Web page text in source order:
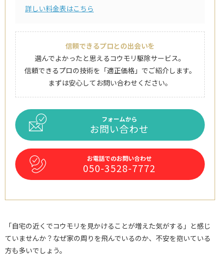
詳しい料金表はこちら
信頼できるプロとの出会いを
選んでよかったと思えるコウモリ駆除サービス。
信頼できるプロの技術を「適正価格」でご紹介します。
まずは安心してお問い合わせください。
フォームから
お問い合わせ
お電話でのお問い合わせ
050-3528-7772
「自宅の近くでコウモリを見かけることが増えた気がする」と感じ
ていませんか？なぜ家の周りを飛んでいるのか、不安を抱いている
方も多いでしょう。